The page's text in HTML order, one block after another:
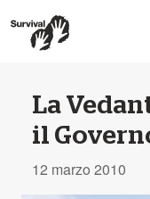
La
il
12 marzo 2010